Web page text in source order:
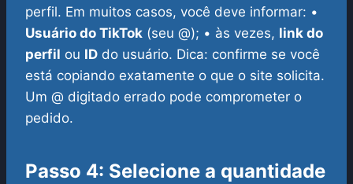
perfil. Em muitos casos, você deve informar: •
Usuário do TikTok (seu @); • às vezes, link do
perfil ou ID do usuário. Dica: confirme se você
está copiando exatamente o que o site solicita.
Um @ digitado errado pode comprometer o
pedido.
Passo 4: Selecione a quantidade